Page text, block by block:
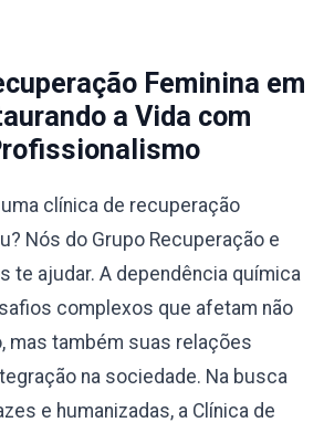
Feminina em
a Vida com
clínica de recuperação
Nós do Grupo Recuperação e
te ajudar. A dependência química
complexos que afetam não
mas também suas relações
na sociedade. Na busca
e humanizadas, a Clínica de